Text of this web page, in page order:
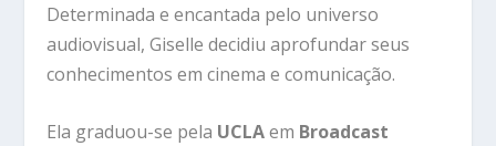
Determinada e encantada pelo universo
audiovisual, Giselle decidiu aprofundar seus
conhecimentos em cinema e comunicação.
Ela graduou-se pela UCLAem Broadcast